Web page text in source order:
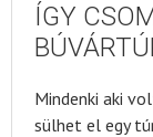
ÍGY
Mindenki aki
sülhet el egy